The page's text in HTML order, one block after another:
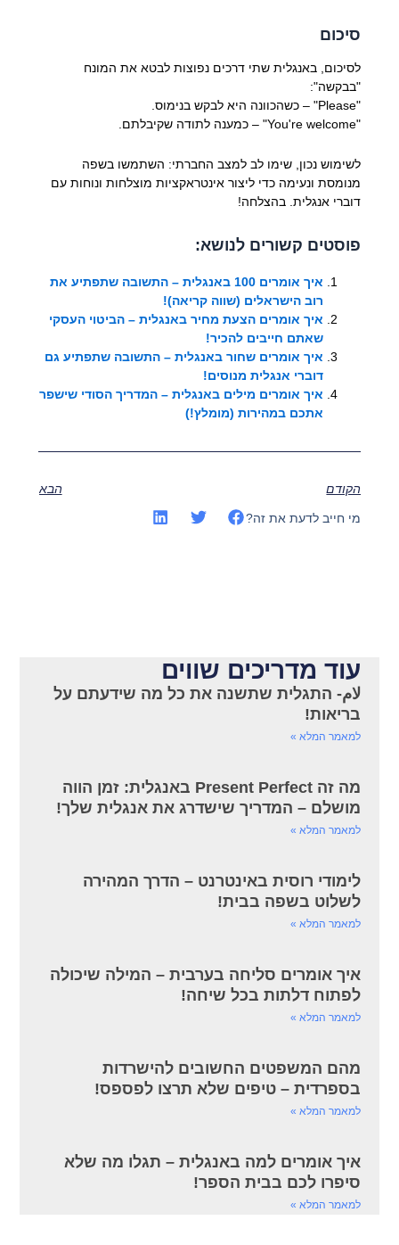
סיכום
לסיכום, באנגלית שתי דרכים נפוצות לבטא את המונח
"בבקשה":
"Please" – כשהכוונה היא לבקש בנימוס.
"You're welcome" – כמענה לתודה שקיבלתם.
לשימוש נכון, שימו לב למצב החברתי: השתמשו בשפה
מנומסת ונעימה כדי ליצור אינטראקציות מוצלחות ונוחות עם
דוברי אנגלית. בהצלחה!
פוסטים קשורים לנושא:
איך אומרים 100 באנגלית – התשובה שתפתיע את
רוב הישראלים (שווה קריאה)!
איך אומרים הצעת מחיר באנגלית – הביטוי העסקי
שאתם חייבים להכיר!
איך אומרים שחור באנגלית – התשובה שתפתיע גם
דוברי אנגלית מנוסים!
איך אומרים מילים באנגלית – המדריך הסודי שישפר
אתכם במהירות (מומלץ!)
הקודם הבא
מי חייב לדעת את זה?
עוד מדריכים שווים
لام- התגלית שתשנה את כל מה שידעתם על
בריאות!
למאמר המלא »
מה זה Present Perfect באנגלית: זמן הווה
מושלם – המדריך שישדרג את אנגלית שלך!
למאמר המלא »
לימודי רוסית באינטרנט – הדרך המהירה
לשלוט בשפה בבית!
למאמר המלא »
איך אומרים סליחה בערבית – המילה שיכולה
לפתוח דלתות בכל שיחה!
למאמר המלא »
מהם המשפטים החשובים להישרדות
בספרדית – טיפים שלא תרצו לפספס!
למאמר המלא »
איך אומרים למה באנגלית – תגלו מה שלא
סיפרו לכם בבית הספר!
למאמר המלא »